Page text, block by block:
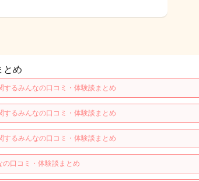
とめ
するみんなの口コミ・体験談まとめ
するみんなの口コミ・体験談まとめ
するみんなの口コミ・体験談まとめ
口コミ・体験談まとめ